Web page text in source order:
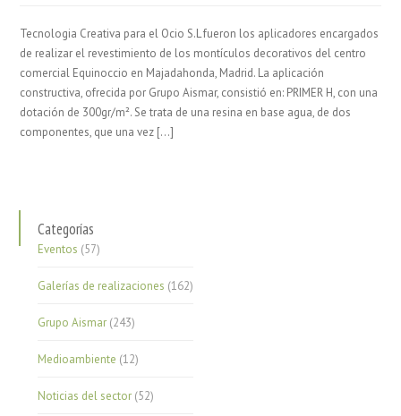
Tecnologia Creativa para el Ocio S.L fueron los aplicadores encargados
de realizar el revestimiento de los montículos decorativos del centro
comercial Equinoccio en Majadahonda, Madrid. La aplicación
constructiva, ofrecida por Grupo Aismar, consistió en: PRIMER H, con una
dotación de 300gr/m². Se trata de una resina en base agua, de dos
componentes, que una vez […]
Categorías
Eventos (57)
Galerías de realizaciones (162)
Grupo Aismar (243)
Medioambiente (12)
Noticias del sector (52)